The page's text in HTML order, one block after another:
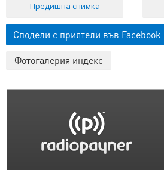
Предишна снимка
Сподели с приятели във Facebook
Фотогалерия индекс